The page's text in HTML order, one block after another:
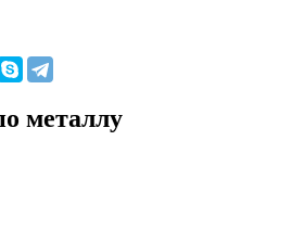
металлу